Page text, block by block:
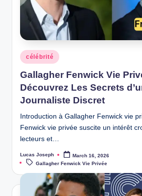
Posted
in
célébrité
Gallagher Fenwick Vie
Découvrez Les Secrets
Journaliste Discret
Introduction à Gallagher Fenwick vie
Fenwick vie privée suscite un intérêt
lecteurs et…
Posted
by
Lucas Joseph March 16, 2026
Tags:
Gallagher Fenwick Vie Privée